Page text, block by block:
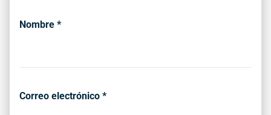
Nombre *
Correo electrónico *